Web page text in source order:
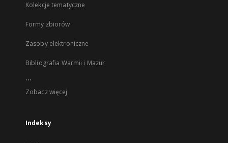
Kolekcje tematyczne
Formy zbiorów
Zasoby elektroniczne
Bibliografia Warmii i Mazur
...
Zobacz więcej
Indeksy